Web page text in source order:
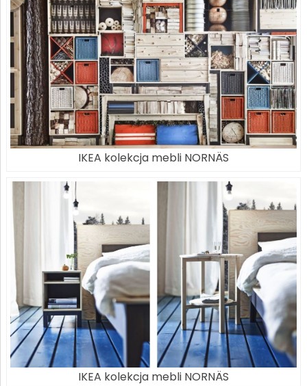
IKEA kolekcja mebli NORNÄS
IKEA kolekcja mebli NORNÄS